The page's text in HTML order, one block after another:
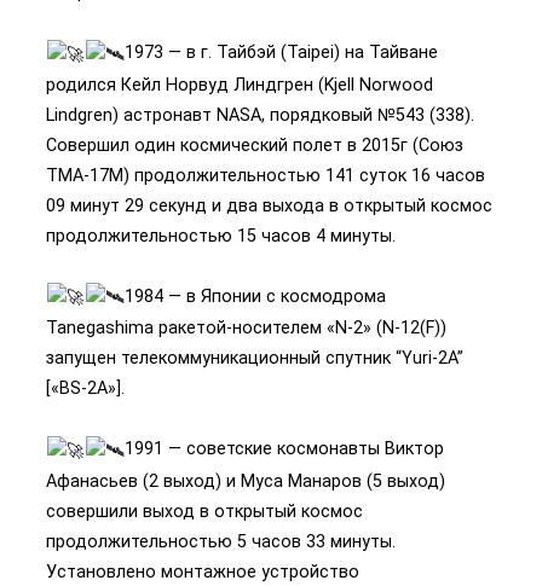
1973 — в г. Тайбэй (Taipei) на Тайване
родился Кейл Норвуд Линдгрен (Kjell Norwood
Lindgren) астронавт NASA, порядковый №543 (338).
Совершил один космический полет в 2015г (Союз
ТМА-17М) продолжительностью 141 суток 16 часов
09 минут 29 секунд и два выхода в открытый космос
продолжительностью 15 часов 4 минуты.
1984 — в Японии с космодрома
Tanegashima ракетой-носителем «N-2» (N-12(F))
запущен телекоммуникационный спутник “Yuri-2A”
[«BS-2A»].
1991 — советские космонавты Виктор
Афанасьев (2 выход) и Муса Манаров (5 выход)
совершили выход в открытый космос
продолжительностью 5 часов 33 минуты.
Установлено монтажное устройство